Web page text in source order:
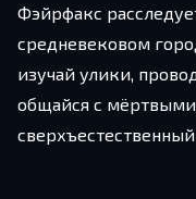
Фэйрфакс
средневековом
изучай улики,
общайся с
сверхъестественный